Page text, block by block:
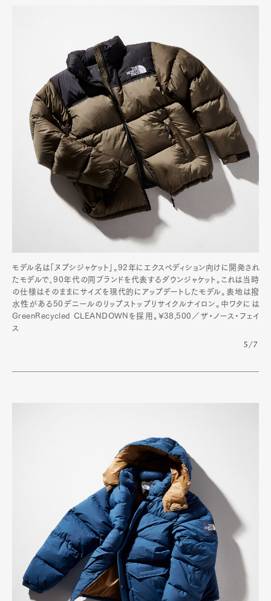
モデル名は「ヌプシジャケット」。92年にエクスペディション向けに開発され
たモデルで、90年代の同ブランドを代表するダウンジャケット。これは当時
の仕様はそのままにサイズを現代的にアップデートしたモデル。表地は撥
水性がある50デニールのリップストップリサイクルナイロン。中ワタには
GreenRecycled CLEANDOWNを採用。¥38,500／ザ・ノース・フェイ
ス
5/7